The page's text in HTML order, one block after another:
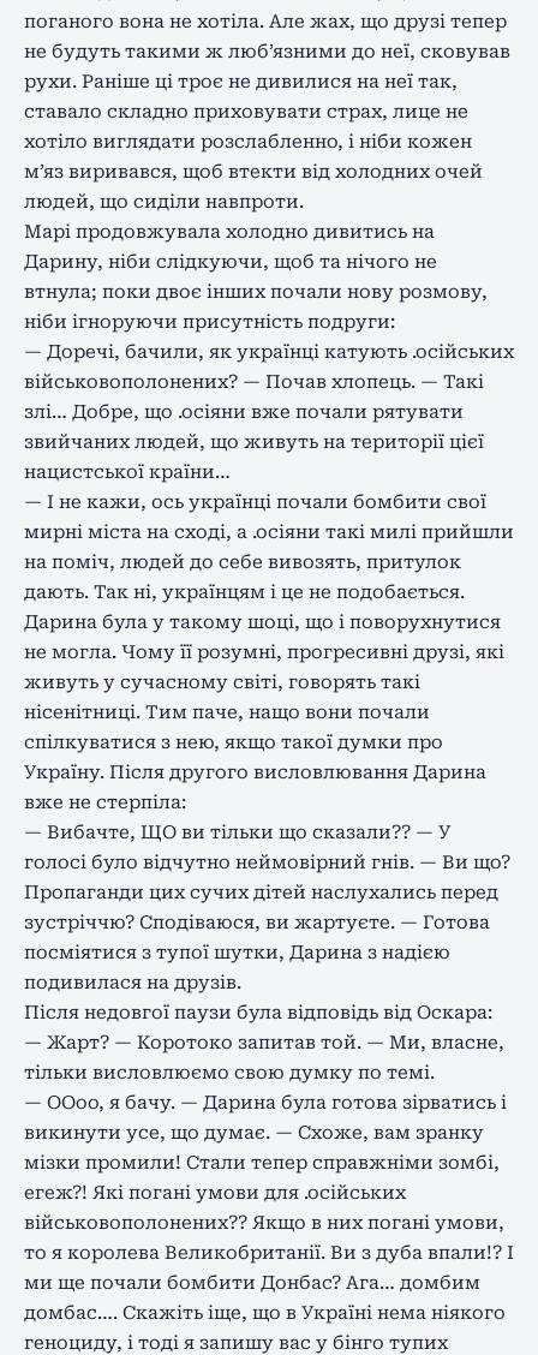
поганого вона не хотіла. Але жах, що друзі тепер
не будуть такими ж люб’язними до неї, сковував
рухи. Раніше ці троє не дивилися на неї так,
ставало складно приховувати страх, лице не
хотіло виглядати розслабленно, і ніби кожен
м’яз виривався, щоб втекти від холодних очей
людей, що сиділи навпроти.
Марі продовжувала холодно дивитись на
Дарину, ніби слідкуючи, щоб та нічого не
втнула; поки двоє інших почали нову розмову,
ніби ігноруючи присутність подруги:
— Доречі, бачили, як українці катують .осійських
військовополонених? — Почав хлопець. — Такі
злі… Добре, що .осіяни вже почали рятувати
звийчаних людей, що живуть на території цієї
нацистської країни…
— І не кажи, ось українці почали бомбити свої
мирні міста на сході, а .осіяни такі милі прийшли
на поміч, людей до себе вивозять, притулок
дають. Так ні, українцям і це не подобається.
Дарина була у такому шоці, що і поворухнутися
не могла. Чому її розумні, прогресивні друзі, які
живуть у сучасному світі, говорять такі
нісенітниці. Тим паче, нащо вони почали
спілкуватися з нею, якщо такої думки про
Україну. Після другого висловлювання Дарина
вже не стерпіла:
— Вибачте, ЩО ви тільки що сказали?? — У
голосі було відчутно неймовірний гнів. — Ви що?
Пропаганди цих сучих дітей наслухались перед
зустріччю? Сподіваюся, ви жартуєте. — Готова
посміятися з тупої шутки, Дарина з надією
подивилася на друзів.
Після недовгої паузи була відповідь від Оскара:
— Жарт? — Коротоко запитав той. — Ми, власне,
тільки висловлюємо свою думку по темі.
— ООоо, я бачу. — Дарина була готова зірватись і
викинути усе, що думає. — Схоже, вам зранку
мізки промили! Стали тепер справжніми зомбі,
егеж?! Які погані умови для .осійських
військовополонених?? Якщо в них погані умови,
то я королева Великобританії. Ви з дуба впали!? І
ми ще почали бомбити Донбас? Ага… домбим
домбас…. Скажіть іще, що в Україні нема ніякого
геноциду, і тоді я запишу вас у бінго тупих